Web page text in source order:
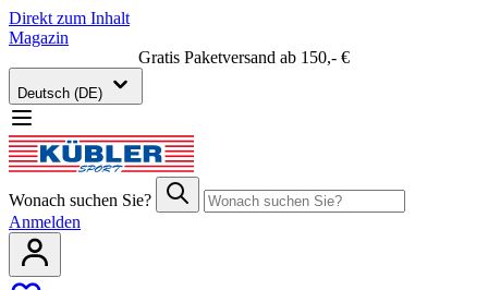
Direkt zum Inhalt
Magazin
Gratis Paketversand ab 150,- €
Deutsch (DE)
Wonach suchen Sie?
Anmelden